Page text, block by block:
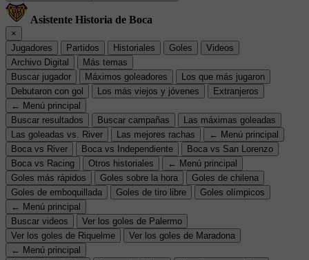
Asistente Historia de Boca
×
Jugadores
Partidos Historiales Goles
Videos
Archivo Digital
Más temas
Buscar jugador
Máximos goleadores
Los que más jugaron
Debutaron con gol
Los más viejos y jóvenes
Extranjeros
← Menú principal
Buscar resultados
Buscar campañas
Las máximas goleadas
Las goleadas vs. River
Las mejores rachas
← Menú principal
Boca vs River
Boca vs Independiente
Boca vs San Lorenzo
Boca vs Racing
Otros historiales
← Menú principal
Goles más rápidos
Goles sobre la hora
Goles de chilena
Goles de emboquillada
Goles de tiro libre
Goles olímpicos
← Menú principal
Buscar videos
Ver los goles de Palermo
Ver los goles de Riquelme
Ver los goles de Maradona
← Menú principal